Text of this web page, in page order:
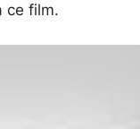
ce film.